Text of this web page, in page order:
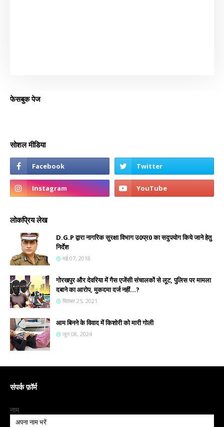
फेसबुक पेज
सोशल मीडिया
लोकप्रिय लेख
D.G.P द्वारा नागरिक सुरक्षा विभाग उ0प्र0 का सदुपयोग किये जाने हेतु
निर्देश
मई 07, 2018
गोरखपुर और देवरिया में गैस एजेंसी संचालकों से लूट, पुलिस पर मामला
दबाने का आरोप, मुकदमा दर्ज नहीं...?
सितंबर 25, 2021
आम बिनने के विवाद में किशोरी को मारी गोली
जून 08, 2024
संपर्क फ़ॉर्म
नाम